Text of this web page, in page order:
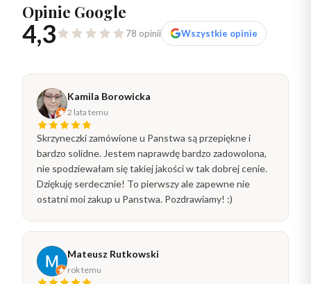
Opinie Google
4,3 78 opinii Wszystkie opinie
Kamila Borowicka
2 lata temu
Skrzyneczki zamówione u Panstwa są przepiękne i
bardzo solidne. Jestem naprawdę bardzo zadowolona,
nie spodziewałam się takiej jakości w tak dobrej cenie.
Dziękuję serdecznie! To pierwszy ale zapewne nie
ostatni moi zakup u Panstwa. Pozdrawiamy! :)
Mateusz Rutkowski
rok temu